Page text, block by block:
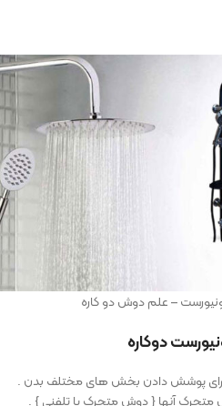
– علم دوش دو کاره
دوکاره
پوشش دادن بخش های مختلف بدن .
آنها { دوش متحرک یا تلفنی } .